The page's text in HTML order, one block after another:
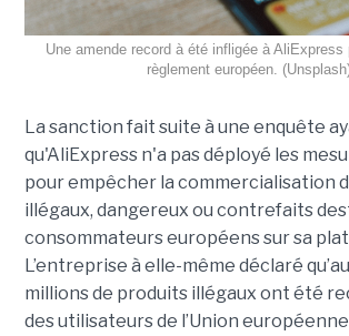
Une amende record à été infligée à AliExpress
règlement européen.
La sanction fait suite à une enquête
qu'AliExpress n'a pas déployé les
pour empêcher la commercialisation
illégaux, dangereux ou contrefaits
consommateurs européens sur sa
L’entreprise à elle-même déclaré
millions de produits illégaux ont été
des utilisateurs de l’Union